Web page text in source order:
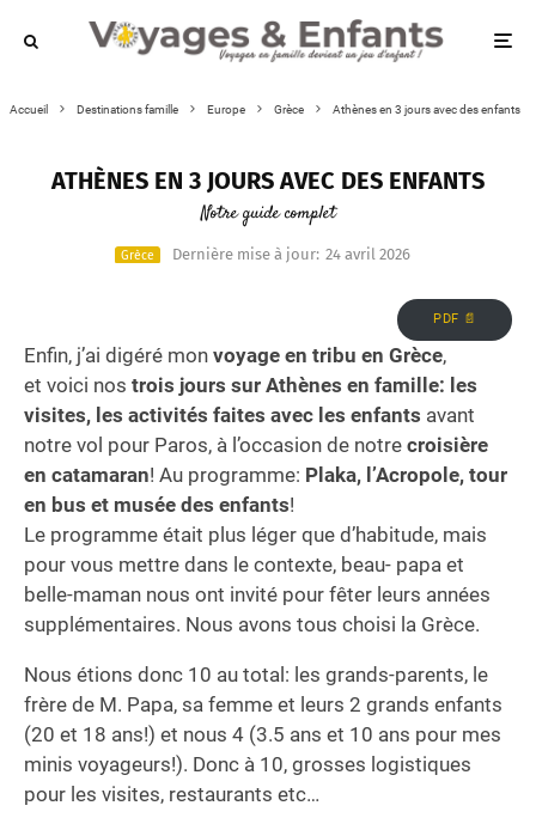
Accueil Destinations famille Europe Grèce Athènes en 3 jours avec des enfants
ATHÈNES EN 3 JOURS AVEC DES ENFANTS
Notre guide complet
Grèce Dernière mise à jour: 24 avril 2026
PDF 📄
Enfin, j’ai digéré mon voyage en tribu en Grèce,
et voici nos trois jours sur Athènes en famille: les
visites, les activités faites avec les enfants avant
notre vol pour Paros, à l’occasion de notre croisière
en catamaran! Au programme: Plaka, l’Acropole, tour
en bus et musée des enfants!
Le programme était plus léger que d’habitude, mais
pour vous mettre dans le contexte, beau- papa et
belle-maman nous ont invité pour fêter leurs années
supplémentaires. Nous avons tous choisi la Grèce.
Nous étions donc 10 au total: les grands-parents, le
frère de M. Papa, sa femme et leurs 2 grands enfants
(20 et 18 ans!) et nous 4 (3.5 ans et 10 ans pour mes
minis voyageurs!). Donc à 10, grosses logistiques
pour les visites, restaurants etc…